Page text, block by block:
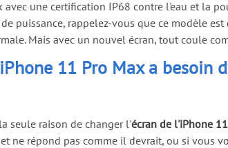
une certification IP68 contre l'eau et la
puissance, rappelez-vous que ce modèle
Mais avec un nouvel écran, tout coule
11 Pro Max a besoin
seule raison de changer l'écran de l'iPhone
ne répond pas comme il devrait, ou si vous